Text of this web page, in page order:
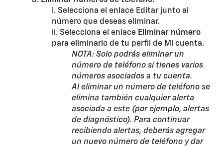
i. Selecciona el enlace Editar junto al
número que deseas eliminar.
ii. Selecciona el enlace Eliminar número
para eliminarlo de tu perfil de Mi cuenta.
NOTA: Solo podrás eliminar un
número de teléfono si tienes varios
números asociados a tu cuenta.
Al eliminar un número de teléfono se
elimina también cualquier alerta
asociada a este (por ejemplo, alertas
de diagnóstico). Para continuar
recibiendo alertas, deberás agregar
un nuevo número de teléfono y dar